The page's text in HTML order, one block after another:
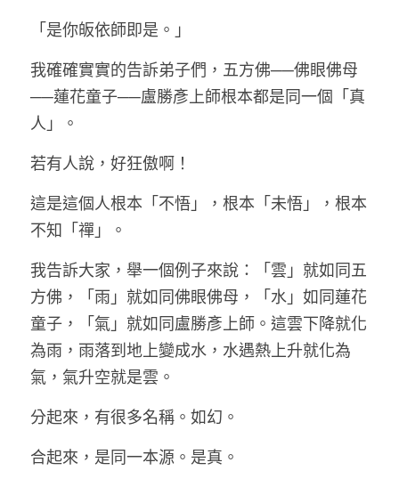
「是你皈依師即是。」
我確確實實的告訴弟子們，五方佛──佛眼佛母
──蓮花童子──盧勝彥上師根本都是同一個「真
人」。
若有人說，好狂傲啊！
這是這個人根本「不悟」，根本「未悟」，根本
不知「禪」。
我告訴大家，舉一個例子來說：「雲」就如同五
方佛，「雨」就如同佛眼佛母，「水」如同蓮花
童子，「氣」就如同盧勝彥上師。這雲下降就化
為雨，雨落到地上變成水，水遇熱上升就化為
氣，氣升空就是雲。
分起來，有很多名稱。如幻。
合起來，是同一本源。是真。